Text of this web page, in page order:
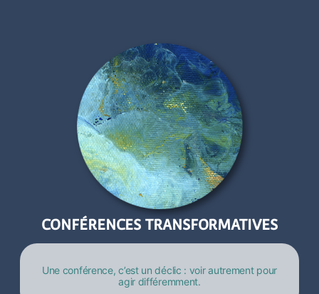
CONFÉRENCES TRANSFORMATIVES
Une conférence, c’est un déclic : voir autrement pour
agir différemment.